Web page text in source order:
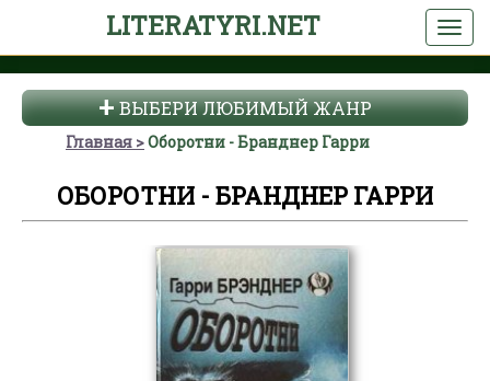
LITERATYRI.NET
ВЫБЕРИ ЛЮБИМЫЙ ЖАНР
Главная Оборотни - Бранднер Гарри
ОБОРОТНИ - БРАНДНЕР ГАРРИ